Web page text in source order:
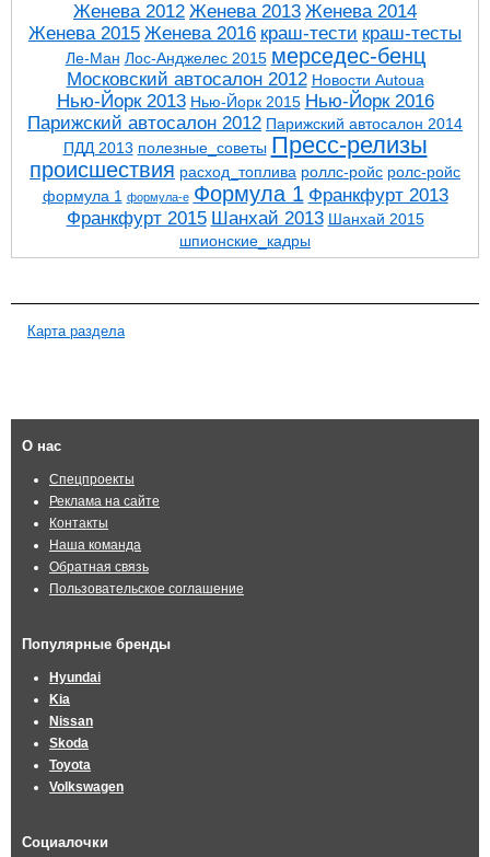
Женева 2012 Женева 2013 Женева 2014
Женева 2015 Женева 2016 краш-тести краш-тесты
Ле-Ман Лос-Анджелес 2015 мерседес-бенц
Московский автосалон 2012 Новости Autoua
Нью-Йорк 2013 Нью-Йорк 2015 Нью-Йорк 2016
Парижский автосалон 2012 Парижский автосалон 2014
ПДД 2013 полезные_советы Пресс-релизы
проиcшествия расход_топлива роллс-ройс ролс-ройс
формула 1 формула-е Формула 1 Франкфурт 2013
Франкфурт 2015 Шанхай 2013 Шанхай 2015
шпионские_кадры
Карта раздела
О нас
Спецпроекты
Реклама на сайте
Контакты
Наша команда
Обратная связь
Пользовательское соглашение
Популярные бренды
Hyundai
Kia
Nissan
Skoda
Toyota
Volkswagen
Социалочки